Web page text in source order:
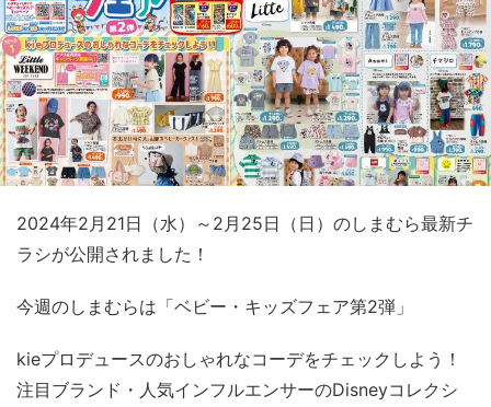
2024年2月21日（水）～2月25日（日）のしまむら最新チ
ラシが公開されました！
今週のしまむらは「ベビー・キッズフェア第2弾」
kieプロデュースのおしゃれなコーデをチェックしよう！
注目ブランド・人気インフルエンサーのDisneyコレクシ